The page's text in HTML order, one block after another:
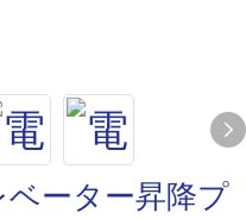
ーター昇降プ